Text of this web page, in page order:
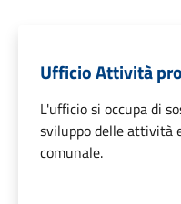
Ufficio Attività
L'ufficio si occupa di
sviluppo delle attività
comunale.